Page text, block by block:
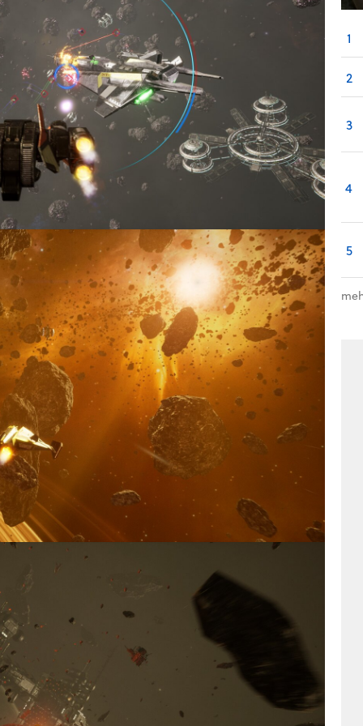
1
2
3
4
5